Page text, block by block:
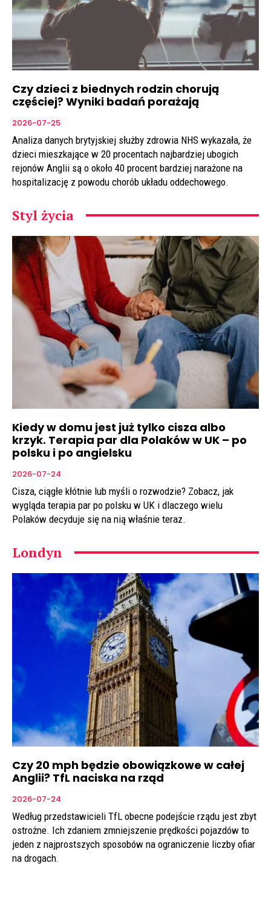
Czy dzieci z biednych rodzin chorują
częściej? Wyniki badań porażają
2026-07-25
Analiza danych brytyjskiej służby zdrowia NHS wykazała, że
dzieci mieszkające w 20 procentach najbardziej ubogich
rejonów Anglii są o około 40 procent bardziej narażone na
hospitalizację z powodu chorób układu oddechowego.
Styl życia
Kiedy w domu jest już tylko cisza albo
krzyk. Terapia par dla Polaków w UK – po
polsku i po angielsku
2026-07-24
Cisza, ciągłe kłótnie lub myśli o rozwodzie? Zobacz, jak
wygląda terapia par po polsku w UK i dlaczego wielu
Polaków decyduje się na nią właśnie teraz.
Londyn
Czy 20 mph będzie obowiązkowe w całej
Anglii? TfL naciska na rząd
2026-07-24
Według przedstawicieli TfL obecne podejście rządu jest zbyt
ostrożne. Ich zdaniem zmniejszenie prędkości pojazdów to
jeden z najprostszych sposobów na ograniczenie liczby ofiar
na drogach.